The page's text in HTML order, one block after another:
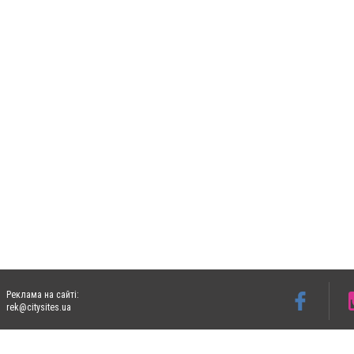
Реклама на сайті:
rek@citysites.ua